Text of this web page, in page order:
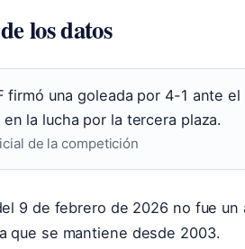
los datos
firmó una goleada por 4-1 ante
la lucha por la tercera plaza.
de la competición
9 de febrero de 2026 no fue
que se mantiene desde 2003.